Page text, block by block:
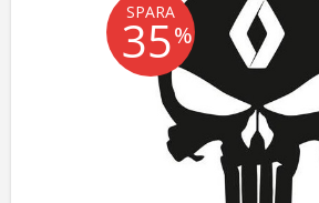
SPARA
35%